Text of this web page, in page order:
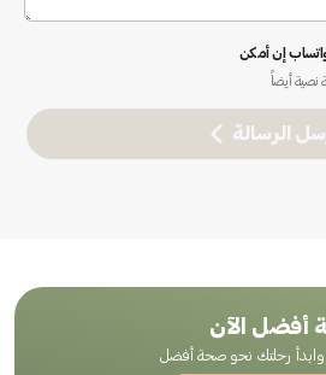
إن أمكن
نصية أيضاً
الرسالة
أفضل الآن
وابدأ رحلتك نحو صحة أفضل